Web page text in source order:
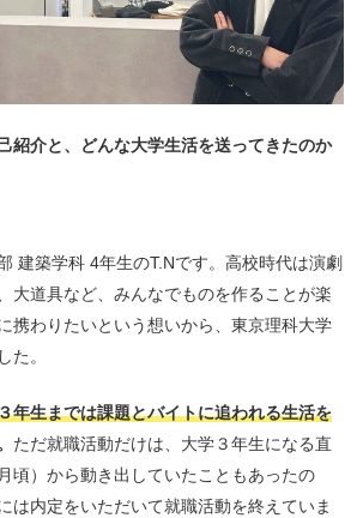
紹介と、どんな大学生活を送ってきたのか
建築学科 4年生のT.Nです。高校時代は演劇
大道具など、みんなでものを作ることが楽
携わりたいという想いから、東京理科大学
た。
年生までは課題とバイトに追われる生活を
ただ就職活動だけは、大学３年生になる直
頃）から動き出していたこともあったの
は内定をいただいて就職活動を終えていま